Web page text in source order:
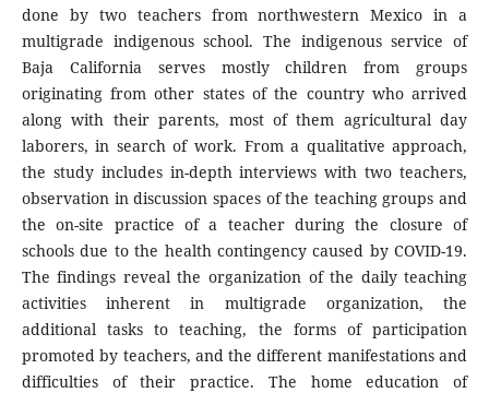
done by two teachers from northwestern Mexico in a
multigrade indigenous school. The indigenous service of
Baja California serves mostly children from groups
originating from other states of the country who arrived
along with their parents, most of them agricultural day
laborers, in search of work. From a qualitative approach,
the study includes in-depth interviews with two teachers,
observation in discussion spaces of the teaching groups and
the on-site practice of a teacher during the closure of
schools due to the health contingency caused by COVID-19.
The findings reveal the organization of the daily teaching
activities inherent in multigrade organization, the
additional tasks to teaching, the forms of participation
promoted by teachers, and the different manifestations and
difficulties of their practice. The home education of